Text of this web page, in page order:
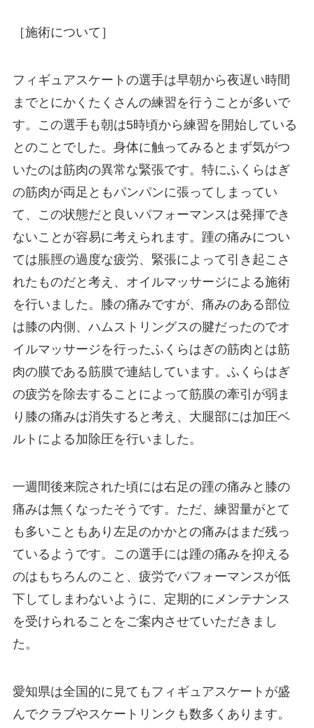
［施術について］
フィギュアスケートの選手は早朝から夜遅い時間
までとにかくたくさんの練習を行うことが多いで
す。この選手も朝は5時頃から練習を開始している
とのことでした。身体に触ってみるとまず気がつ
いたのは筋肉の異常な緊張です。特にふくらはぎ
の筋肉が両足ともパンパンに張ってしまってい
て、この状態だと良いパフォーマンスは発揮でき
ないことが容易に考えられます。踵の痛みについ
ては脹脛の過度な疲労、緊張によって引き起こさ
れたものだと考え、オイルマッサージによる施術
を行いました。膝の痛みですが、痛みのある部位
は膝の内側、ハムストリングスの腱だったのでオ
イルマッサージを行ったふくらはぎの筋肉とは筋
肉の膜である筋膜で連結しています。ふくらはぎ
の疲労を除去することによって筋膜の牽引が弱ま
り膝の痛みは消失すると考え、大腿部には加圧ベ
ルトによる加除圧を行いました。
一週間後来院された頃には右足の踵の痛みと膝の
痛みは無くなったそうです。ただ、練習量がとて
も多いこともあり左足のかかとの痛みはまだ残っ
ているようです。この選手には踵の痛みを抑える
のはもちろんのこと、疲労でパフォーマンスが低
下してしまわないように、定期的にメンテナンス
を受けられることをご案内させていただきまし
た。
愛知県は全国的に見てもフィギュアスケートが盛
んでクラブやスケートリンクも数多くあります。